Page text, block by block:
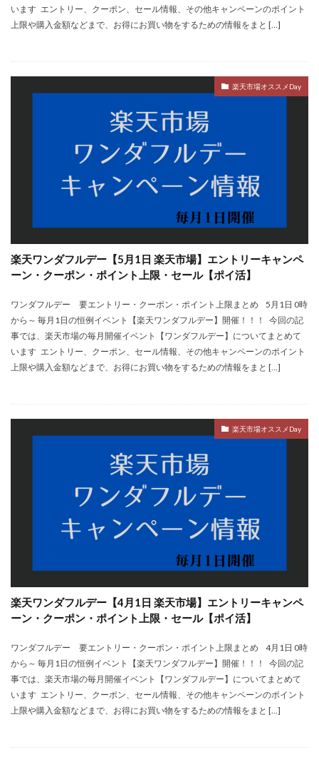
います エントリー、クーポン、セール情報、その他キャンペーンのポイント
上限や購入金額などまで、お得にお買い物をするための情報をまと […]
楽天市場オススメDay
楽天ワンダフルデー【5月1日 楽天市場】エントリーキャンペ
ーン・クーポン・ポイント上限・セール【ポイ活】
ワンダフルデー 要エントリー・クーポン・ポイント上限まとめ 5月1日 0時
から～ 毎月1日の恒例イベント【楽天ワンダフルデー】開催！！！ 今回の記
事では、楽天市場の毎月開催イベント【ワンダフルデー】についてまとめて
います エントリー、クーポン、セール情報、その他キャンペーンのポイント
上限や購入金額などまで、お得にお買い物をするための情報をまと […]
楽天市場オススメDay
楽天ワンダフルデー【4月1日 楽天市場】エントリーキャンペ
ーン・クーポン・ポイント上限・セール【ポイ活】
ワンダフルデー 要エントリー・クーポン・ポイント上限まとめ 4月1日 0時
から～ 毎月1日の恒例イベント【楽天ワンダフルデー】開催！！！ 今回の記
事では、楽天市場の毎月開催イベント【ワンダフルデー】についてまとめて
います エントリー、クーポン、セール情報、その他キャンペーンのポイント
上限や購入金額などまで、お得にお買い物をするための情報をまと […]